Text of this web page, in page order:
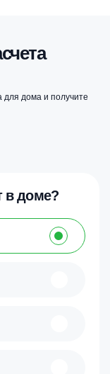
для дома и получите
в доме?